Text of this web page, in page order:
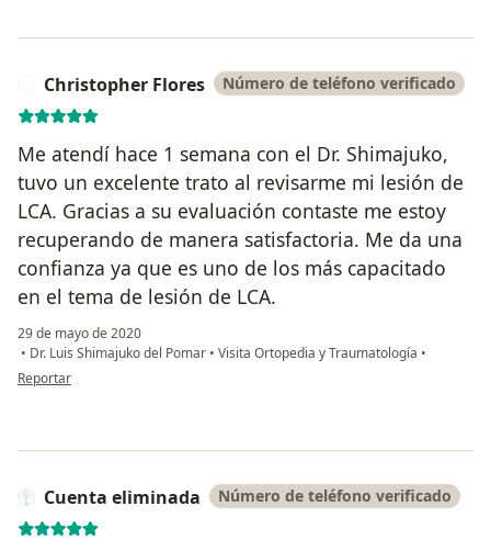
Christopher Flores Número de teléfono verificado
Me atendí hace 1 semana con el Dr. Shimajuko,
tuvo un excelente trato al revisarme mi lesión de
LCA. Gracias a su evaluación contaste me estoy
recuperando de manera satisfactoria. Me da una
confianza ya que es uno de los más capacitado
en el tema de lesión de LCA.
29 de mayo de 2020
• Dr. Luis Shimajuko del Pomar • Visita Ortopedia y Traumatología •
en opinión del usuario Christopher Flores
Reportar
Cuenta eliminada Número de teléfono verificado